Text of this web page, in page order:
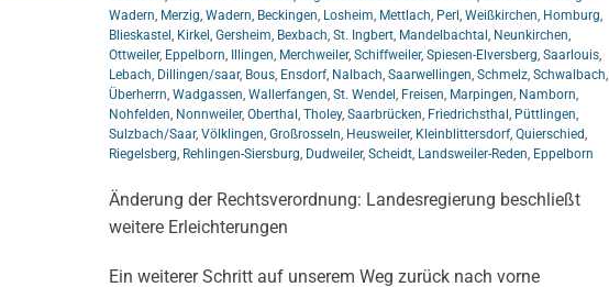
Wadern, Merzig, Wadern, Beckingen, Losheim, Mettlach, Perl , Weißkirchen, Homburg,
Blieskastel , Kirkel , Gersheim, Bexbach, St. Ingbert, Mandelbachtal , Neunkirchen,
Ottweiler, Eppelborn, Illingen, Merchweiler, Schiffweiler, Spiesen-Elversberg, Saarlouis,
Lebach, Dillingen/saar, Bous, Ensdorf, Nalbach, Saarwellingen, Schmelz, Schwalbach,
Überherrn, Wadgassen, Wallerfangen, St. Wendel , Freisen, Marpingen, Namborn,
Nohfelden, Nonnweiler, Oberthal , Tholey, Saarbrücken, Friedrichsthal , Püttlingen,
Sulzbach/Saar, Völklingen, Großrosseln, Heusweiler, Kleinblittersdorf, Quierschied,
Riegelsberg, Rehlingen-Siersburg, Dudweiler, Scheidt, Landsweiler-Reden, Eppelborn
Änderung der Rechtsverordnung: Landesregierung beschließt
weitere Erleichterungen
Ein weiterer Schritt auf unserem Weg zurück nach vorne